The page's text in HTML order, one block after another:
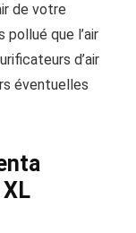
de votre
pollué que l’air
d’air
éventuelles